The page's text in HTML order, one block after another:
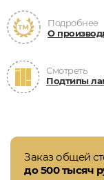
Подробнее
О
Смотреть
Подтипы
Заказ общей
до 500 тысяч